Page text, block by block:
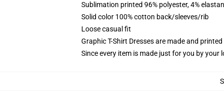
Sublimation printed 96% polyester, 4%
Solid color 100% cotton back/sleeves/rib
Loose casual fit
Graphic T-Shirt Dresses are made and printed
Since every item is made just for you by